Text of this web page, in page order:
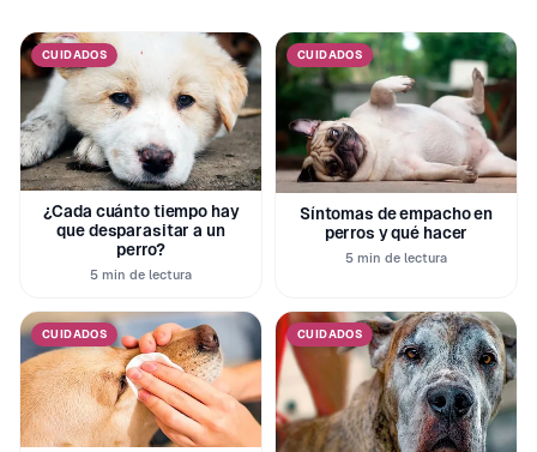
CUIDADOS
¿Cada cuánto tiempo hay
que desparasitar a un
perro?
5 min de lectura
CUIDADOS
Síntomas de empacho en
perros y qué hacer
5 min de lectura
CUIDADOS CUIDADOS